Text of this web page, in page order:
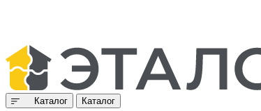
Каталог Каталог